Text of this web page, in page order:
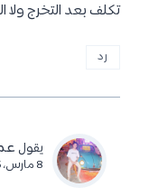
تكلف بعد التخرج
رد
يقول
8 مارس، 2025 الساعة 3:00 م